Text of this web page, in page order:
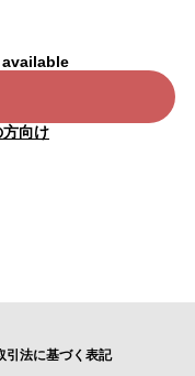
方向け
引法に基づく表記